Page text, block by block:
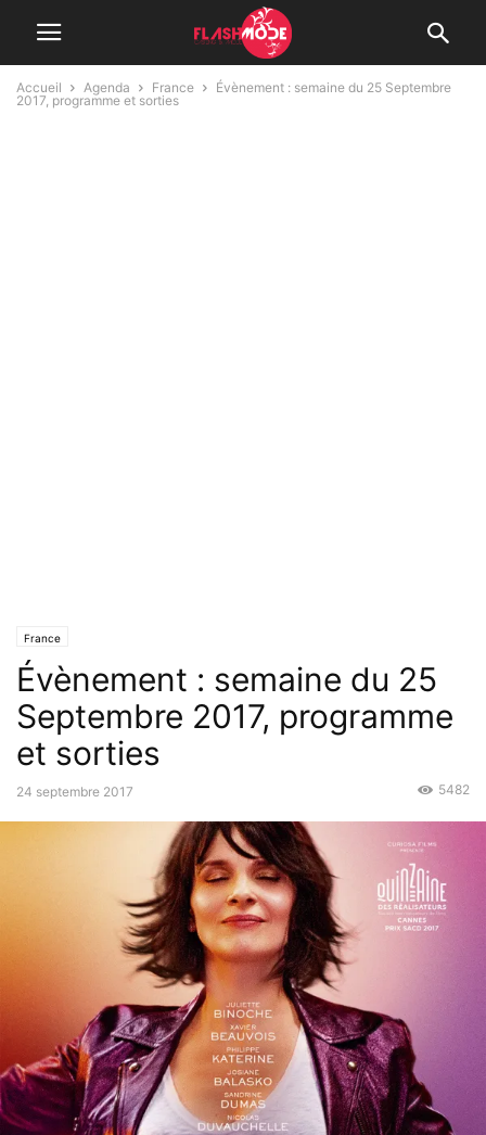
Accueil Agenda France
Évènement : semaine du 25 Septembre
2017, programme et sorties
France
Évènement : semaine du 25
Septembre 2017, programme
et sorties
24 septembre 2017 5482